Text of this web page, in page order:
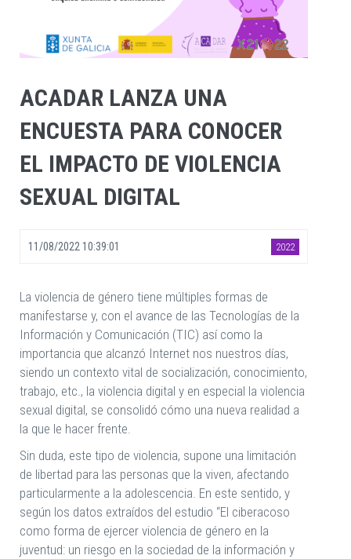
ACADAR LANZA UNA
ENCUESTA PARA CONOCER
EL IMPACTO DE VIOLENCIA
SEXUAL DIGITAL
11/08/2022 10:39:01 2022
La violencia de género tiene múltiples formas de
manifestarse y, con el avance de las Tecnologías de la
Información y Comunicación (TIC) así como la
importancia que alcanzó Internet nos nuestros días,
siendo un contexto vital de socialización, conocimiento,
trabajo, etc., la violencia digital y en especial la violencia
sexual digital, se consolidó cómo una nueva realidad a
la que le hacer frente.
Sin duda, este tipo de violencia, supone una limitación
de libertad para las personas que la viven, afectando
particularmente a la adolescencia. En este sentido, y
según los datos extraídos del estudio “El ciberacoso
como forma de ejercer violencia de género en la
juventud: un riesgo en la sociedad de la información y